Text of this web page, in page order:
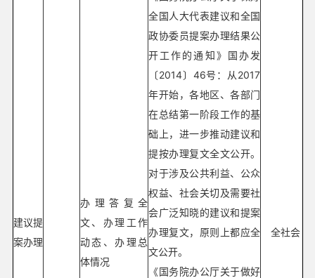
建议提
案办理
办理答复全
文、办理工作
动态、办理总
体情况
全国人大代表建议和全国
政协委员提案办理结果公
开工作的通知》国办发
〔2014〕46号：从2017
年开始，各地区、各部门
在总结第一阶段工作的基
础上，进一步推动建议和
提按办理复文全文公开。
对于涉及公共利益、公众
权益、社会关切及需要社
会广泛知晓的建议和提案
办理复文，原则上都应全
文公开。
《国务院办公厅关于做好
全社会